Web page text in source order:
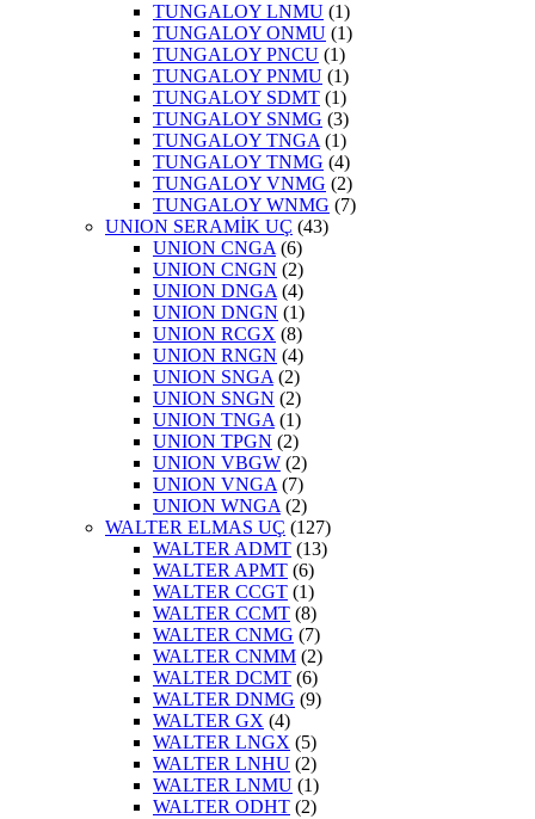
TUNGALOY LNMU (1)
TUNGALOY ONMU (1)
TUNGALOY PNCU (1)
TUNGALOY PNMU (1)
TUNGALOY SDMT (1)
TUNGALOY SNMG (3)
TUNGALOY TNGA (1)
TUNGALOY TNMG (4)
TUNGALOY VNMG (2)
TUNGALOY WNMG (7)
UNION SERAMİK UÇ (43)
UNION CNGA (6)
UNION CNGN (2)
UNION DNGA (4)
UNION DNGN (1)
UNION RCGX (8)
UNION RNGN (4)
UNION SNGA (2)
UNION SNGN (2)
UNION TNGA (1)
UNION TPGN (2)
UNION VBGW (2)
UNION VNGA (7)
UNION WNGA (2)
WALTER ELMAS UÇ (127)
WALTER ADMT (13)
WALTER APMT (6)
WALTER CCGT (1)
WALTER CCMT (8)
WALTER CNMG (7)
WALTER CNMM (2)
WALTER DCMT (6)
WALTER DNMG (9)
WALTER GX (4)
WALTER LNGX (5)
WALTER LNHU (2)
WALTER LNMU (1)
WALTER ODHT (2)